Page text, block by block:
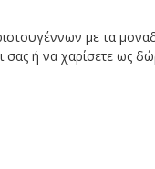
με τα
σας ή να χαρίσετε